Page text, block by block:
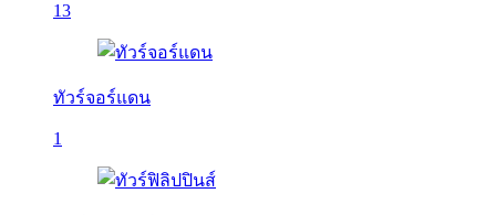
13
ทัวร์จอร์แดน
1